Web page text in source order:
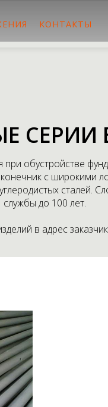
КОНТАКТЫ
СЕРИИ
обустройстве
с широкими
сталей.
службы до 100 лет.
в адрес